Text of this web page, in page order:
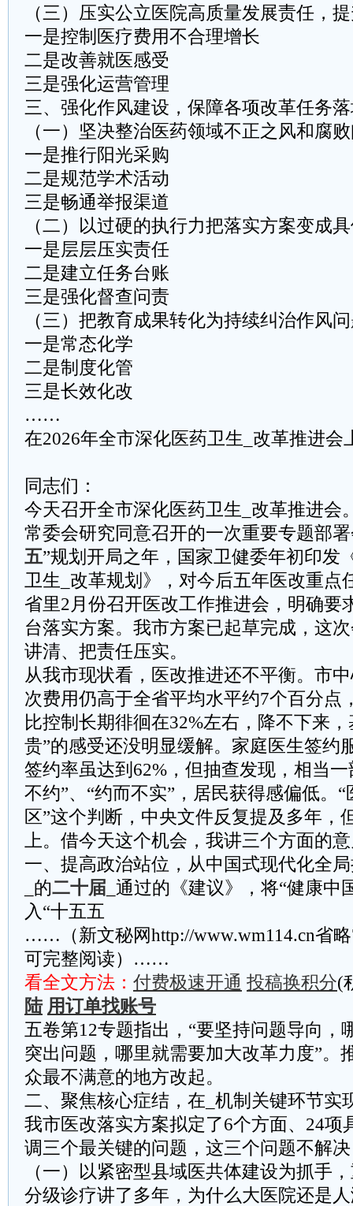
（三）压实公立医院高质量发展责任，
一是控制医疗费用不合理增长
二是改善就医感受
三是强化运营管理
三、强化作风建设，保障各项改革任务
（一）坚决整治医药领域不正之风和腐
一是推行阳光采购
二是规范学术活动
三是畅通举报渠道
（二）以过硬的执行力把落实方案变成
一是层层压实责任
二是建立任务台账
三是强化督查问责
（三）把教育成果转化为持续纠治作风
一是常态化学
二是制度化管
三是长效化改
……
在2026年全市深化医药卫生_改革推进会
同志们：
今天召开全市深化医药卫生_改革推进会
常委会研究同意召开的一次重要专题部
五”规划开局之年，国家卫健委年初印发
卫生_改革规划》，对今后五年医改重点
省里2月份召开医改工作推进会，明确要
台落实方案。我市方案已起草完成，这
讲清、把责任压实。
从我市现状看，医改推进还不平衡。市
次费用仍高于全省平均水平约7个百分点
比控制长期徘徊在32%左右，降不下来
贵”的感受还没明显缓解。家庭医生签约
签约率虽达到62%，但抽查发现，相当
不约”、“约而不实”，居民获得感偏低。
区”这个判断，中央文件反复提及多年，
上。借今天这个机会，我讲三个方面的
一、提高政治站位，从中国式现代化全
_的二十届 _通过的《建议》，将“健康中
入“十五五
……（新文秘网http://www.wm114.cn省
可完整阅读）……
看全文方法： 付费极速开通 投稿换积分(
陆 用订单找账号
五卷第12专题指出，“要坚持问题导向，
突出问题，哪里就需要加大改革力度”。
众最不满意的地方改起。
二、聚焦核心症结，在_机制关键环节实
我市医改落实方案拟定了6个方面、24项
调三个最关键的问题，这三个问题不解
（一）以紧密型县域医共体建设为抓手
分级诊疗讲了多年，为什么大医院还是